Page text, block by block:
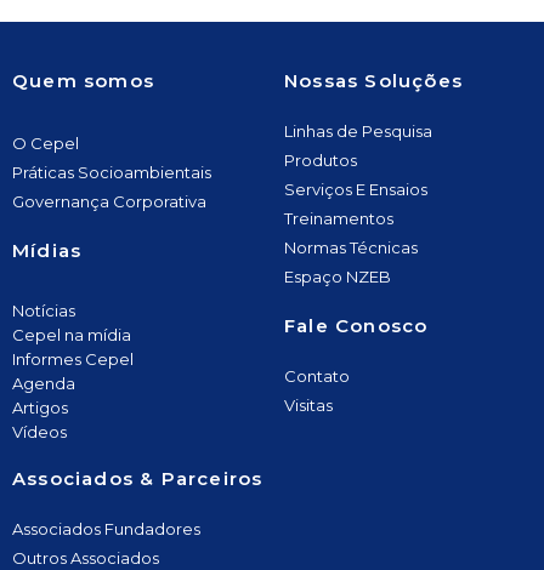
Quem somos
O Cepel
Práticas Socioambientais
Governança Corporativa
Mídias
Notícias
Cepel na mídia
Informes Cepel
Agenda
Artigos
Vídeos
Nossas Soluções
Linhas de Pesquisa
Produtos
Serviços E Ensaios
Treinamentos
Normas Técnicas
Espaço NZEB
Fale Conosco
Contato
Visitas
Associados & Parceiros
Associados Fundadores
Outros Associados